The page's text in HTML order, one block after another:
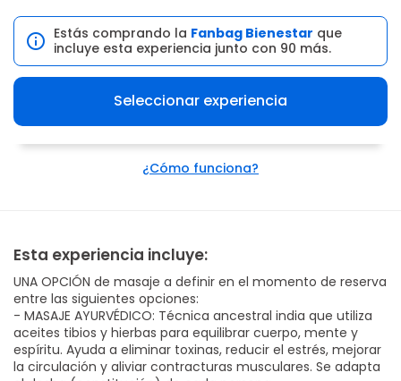
Estás comprando la Fanbag Bienestar que
incluye esta experiencia junto con 90 más.
Seleccionar experiencia
¿Cómo funciona?
Esta experiencia incluye:
UNA OPCIÓN de masaje a definir en el momento de reserva
entre las siguientes opciones:
- MASAJE AYURVÉDICO: Técnica ancestral india que utiliza
aceites tibios y hierbas para equilibrar cuerpo, mente y
espíritu. Ayuda a eliminar toxinas, reducir el estrés, mejorar
la circulación y aliviar contracturas musculares. Se adapta